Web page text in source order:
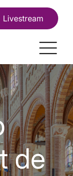
Livestream
de